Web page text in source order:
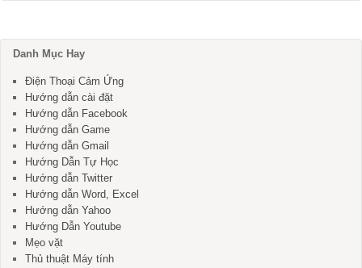
Danh Mục Hay
Điện Thoại Cảm Ứng
Hướng dẫn cài đặt
Hướng dẫn Facebook
Hướng dẫn Game
Hướng dẫn Gmail
Hướng Dẫn Tự Học
Hướng dẫn Twitter
Hướng dẫn Word, Excel
Hướng dẫn Yahoo
Hướng Dẫn Youtube
Mẹo vặt
Thủ thuật Máy tính